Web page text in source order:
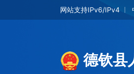
网站支持IPv6/IPv4
德钦县